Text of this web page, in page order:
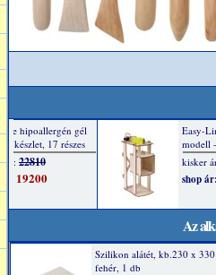
Az
Szilikon alátét, kb.230 x
fehér, 1 db